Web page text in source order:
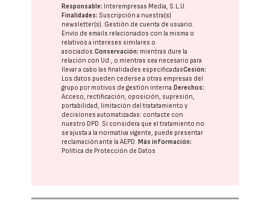
Responsable: Interempresas Media, S.L.U.
Finalidades: Suscripción a nuestra(s)
newsletter(s). Gestión de cuenta de usuario.
Envío de emails relacionados con la misma o
relativos a intereses similares o
asociados.Conservación: mientras dure la
relación con Ud., o mientras sea necesario para
llevar a cabo las finalidades especificadasCesión:
Los datos pueden cederse a otras empresas del
grupo por motivos de gestión interna.Derechos:
Acceso, rectificación, oposición, supresión,
portabilidad, limitación del tratatamiento y
decisiones automatizadas: contacte con
nuestro DPD . Si considera que el tratamiento no
se ajusta a la normativa vigente, puede presentar
reclamación ante laAEPD .Más información:
Política de Protección de Datos